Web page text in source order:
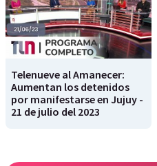
Telenueve al Amanecer:
Aumentan los detenidos
por manifestarse en Jujuy -
21 de julio del 2023